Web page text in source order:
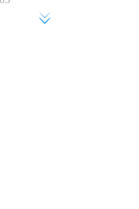
技术带来更多机